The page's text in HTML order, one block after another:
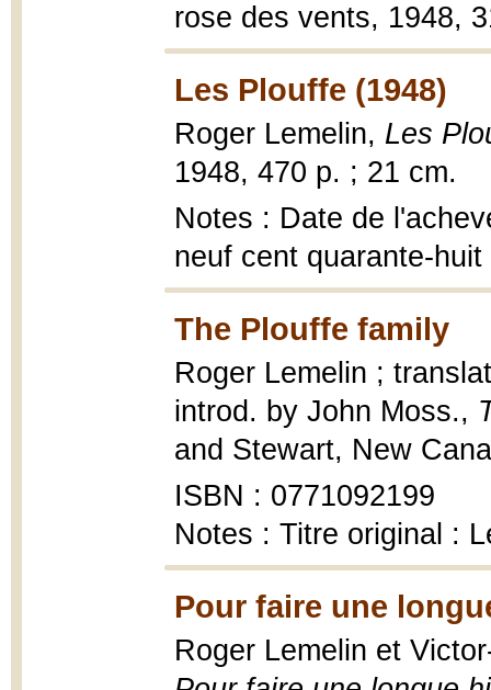
rose des vents, 1948,
Les Plouffe (1948)
Roger Lemelin, Les
1948, 470 p. ; 21 cm.
Notes : Date de
neuf cent quarante-huit
The Plouffe family
Roger Lemelin ;
introd. by John Moss.,
and Stewart, New
ISBN : 0771092199
Notes : Titre original :
Pour faire une
Roger Lemelin et